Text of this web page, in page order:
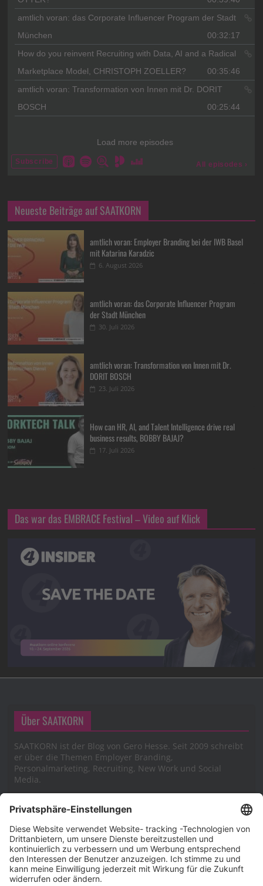
Neueste Beiträge auf SAATKORN
amtlich voran: Employer Branding bei der IWB Basel
mit Katarina Karadzic
6. August 2026
amtlich voran: das Corporate Influencer Program
der Stadt München
30. Juli 2026
amtlich voran: Transformation von Innen mit Dr.
DORIT BOSCH
23. Juli 2026
How can HR, AI, and Talent Intelligence drive real
business results, BOBBY BAJAJ?
17. Juli 2026
Das war das EMBRACE Festival – Video auf Klick
Über SAATKORN
SAATKORN ist der Blog von Gero Hesse. Seit 2009 schreibt
er über die Themen Employer Branding,
Personalmarketing, Recruiting, New Work und Social
Media.
Impressum
Impressum